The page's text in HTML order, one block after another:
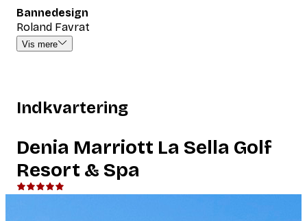
Bannedesign
Roland Favrat
Vis mere
Indkvartering
Denia Marriott La Sella Golf
Resort & Spa